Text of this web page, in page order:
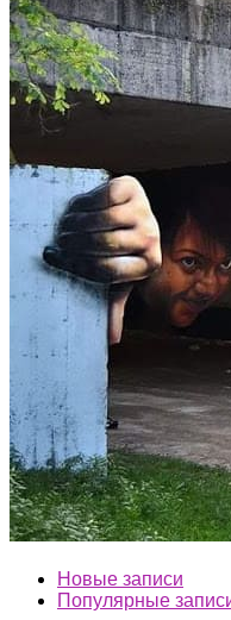
Новые записи
Популярные